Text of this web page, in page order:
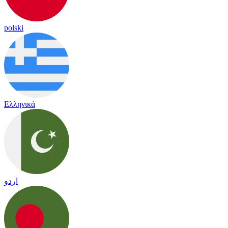
polski
Ελληνικά
اردو